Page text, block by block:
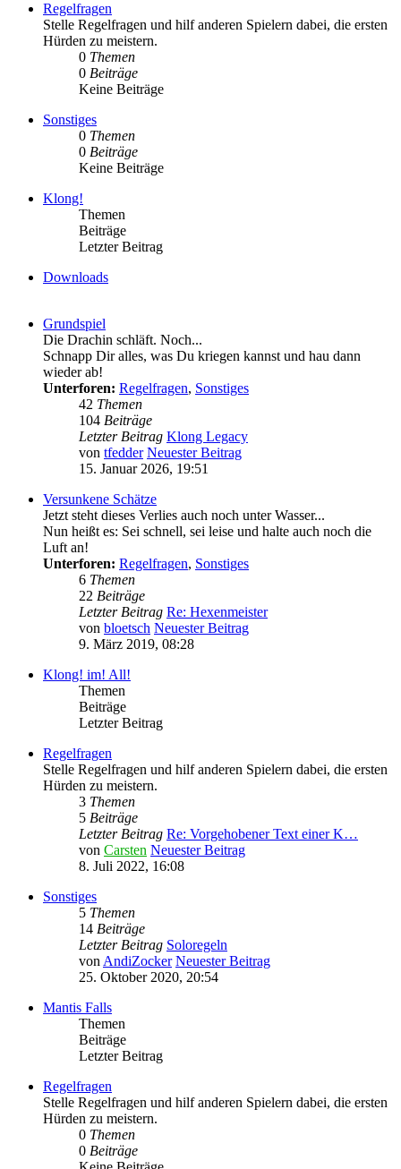
Regelfragen
Stelle Regelfragen und hilf anderen Spielern dabei, die ersten
Hürden zu meistern.
0 Themen
0 Beiträge
Keine Beiträge
Sonstiges
0 Themen
0 Beiträge
Keine Beiträge
Klong!
Themen
Beiträge
Letzter Beitrag
Downloads
Grundspiel
Die Drachin schläft. Noch...
Schnapp Dir alles, was Du kriegen kannst und hau dann
wieder ab!
Unterforen: Regelfragen, Sonstiges
42 Themen
104 Beiträge
Letzter Beitrag Klong Legacy
von tfedder Neuester Beitrag
15. Januar 2026, 19:51
Versunkene Schätze
Jetzt steht dieses Verlies auch noch unter Wasser...
Nun heißt es: Sei schnell, sei leise und halte auch noch die
Luft an!
Unterforen: Regelfragen, Sonstiges
6 Themen
22 Beiträge
Letzter Beitrag Re: Hexenmeister
von bloetsch Neuester Beitrag
9. März 2019, 08:28
Klong! im! All!
Themen
Beiträge
Letzter Beitrag
Regelfragen
Stelle Regelfragen und hilf anderen Spielern dabei, die ersten
Hürden zu meistern.
3 Themen
5 Beiträge
Letzter Beitrag Re: Vorgehobener Text einer K…
von Carsten Neuester Beitrag
8. Juli 2022, 16:08
Sonstiges
5 Themen
14 Beiträge
Letzter Beitrag Soloregeln
von AndiZocker Neuester Beitrag
25. Oktober 2020, 20:54
Mantis Falls
Themen
Beiträge
Letzter Beitrag
Regelfragen
Stelle Regelfragen und hilf anderen Spielern dabei, die ersten
Hürden zu meistern.
0 Themen
0 Beiträge